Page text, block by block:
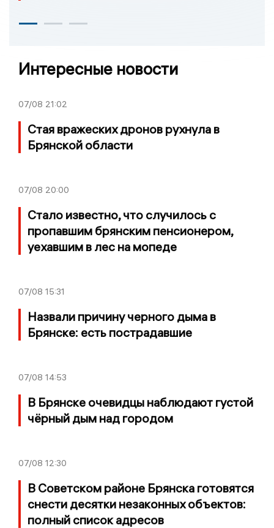
Интересные новости
07/08 21:02
Стая вражеских дронов рухнула в
Брянской области
07/08 20:00
Стало известно, что случилось с
пропавшим брянским пенсионером,
уехавшим в лес на мопеде
07/08 15:31
Назвали причину черного дыма в
Брянске: есть пострадавшие
07/08 14:53
В Брянске очевидцы наблюдают густой
чёрный дым над городом
07/08 12:30
В Советском районе Брянска готовятся
снести десятки незаконных объектов:
полный список адресов